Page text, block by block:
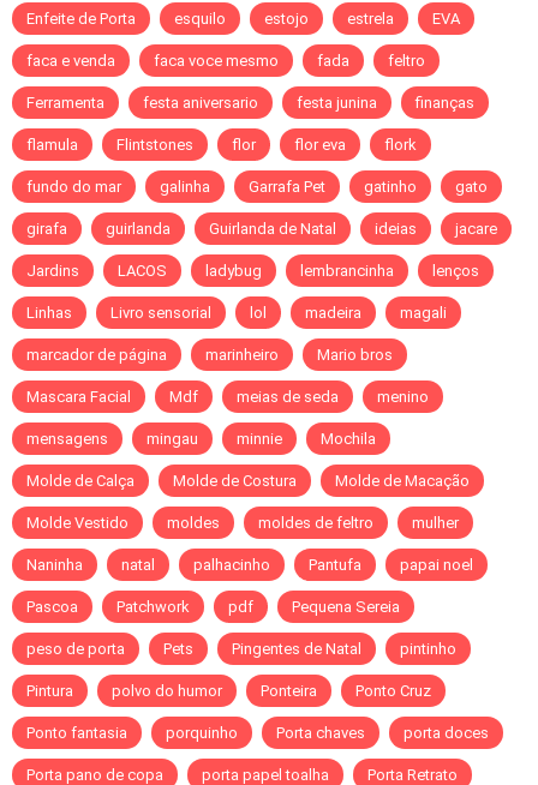
Enfeite de Porta esquilo estojo estrela EVA
faca e venda faca voce mesmo fada feltro
Ferramenta festa aniversario festa junina finanças
flamula Flintstones flor flor eva flork
fundo do mar galinha Garrafa Pet gatinho gato
girafa guirlanda Guirlanda de Natal ideias jacare
Jardins LACOS ladybug lembrancinha lenços
Linhas Livro sensorial lol madeira magali
marcador de página marinheiro Mario bros
Mascara Facial Mdf meias de seda menino
mensagens mingau minnie Mochila
Molde de Calça Molde de Costura Molde de Macação
Molde Vestido moldes moldes de feltro mulher
Naninha natal palhacinho Pantufa papai noel
Pascoa Patchwork pdf Pequena Sereia
peso de porta Pets Pingentes de Natal pintinho
Pintura polvo do humor Ponteira Ponto Cruz
Ponto fantasia porquinho Porta chaves porta doces
Porta pano de copa porta papel toalha Porta Retrato